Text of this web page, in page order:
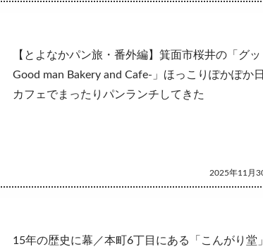
【とよなかパン旅・番外編】箕面市桜井の「グ
Good man Bakery and Cafe-」ほっこりぽかぽか
カフェでまったりパンランチしてきた
2025年11月
15年の歴史に幕／本町6丁目にある「こんがり堂